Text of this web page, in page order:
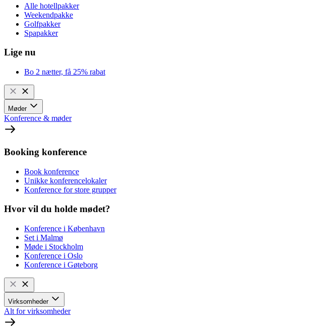
Alle hotellpakker
Weekendpakke
Golfpakker
Spapakker
Lige nu
Bo 2 nætter, få 25% rabat
Møder
Konference & møder
Booking konference
Book konference
Unikke konferencelokaler
Konference for store grupper
Hvor vil du holde mødet?
Konference i København
Set i Malmø
Møde i Stockholm
Konference i Oslo
Konference i Gøteborg
Virksomheder
Alt for virksomheder